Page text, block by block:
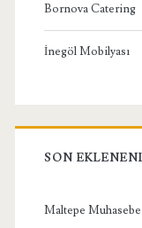
Bornova Catering
İnegöl Mobilyası
SON
Maltepe